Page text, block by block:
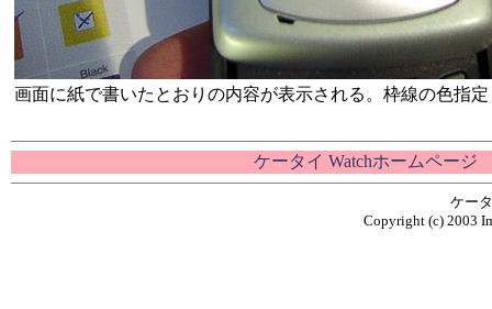
画面に紙で書いたとおりの内容が表示される。枠線の色指
ケータイ Watchホームページ
ケー
Copyright (c) 2003